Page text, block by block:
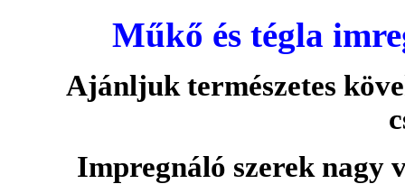
Műkő és tégla
Ajánljuk természetes
Impregnáló szerek